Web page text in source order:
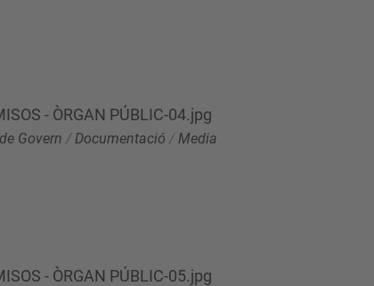
- ÒRGAN PÚBLIC-04.jpg
Govern /Documentació /Media
- ÒRGAN PÚBLIC-05.jpg